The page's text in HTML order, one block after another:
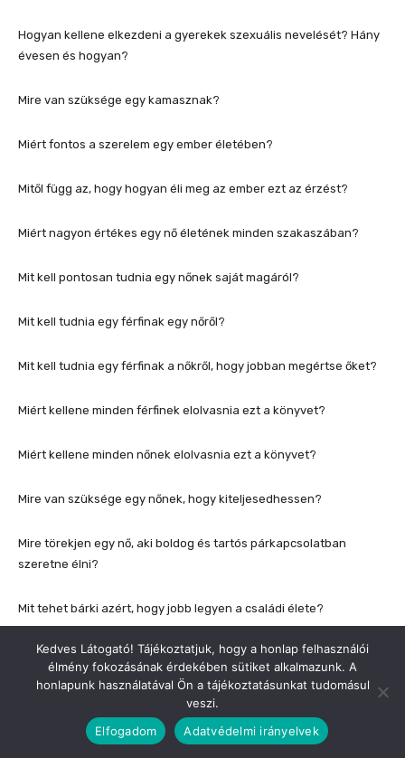
Kedves Látogató! Tájékoztatjuk, hogy a honlap felhasználói
élmény fokozásának érdekében sütiket alkalmazunk. A
honlapunk használatával Ön a tájékoztatásunkat tudomásul
veszi.
Elfogadom
Adatvédelmi irányelvek